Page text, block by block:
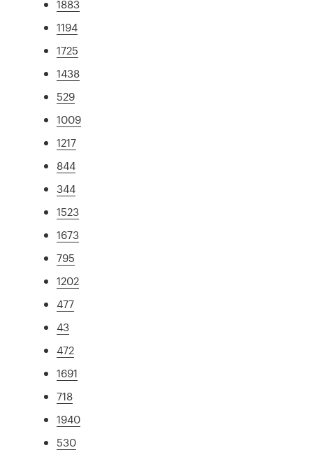
1883
1194
1725
1438
529
1009
1217
844
344
1523
1673
795
1202
477
43
472
1691
718
1940
530